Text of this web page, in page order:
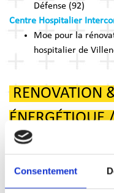
Consentement
Défense (92)
Centre Hospitalier
Moe pour la
hospitalier de
RENOVATION
ETUDES STD ET
Ville de Cherbourg-en-
Moe pour la